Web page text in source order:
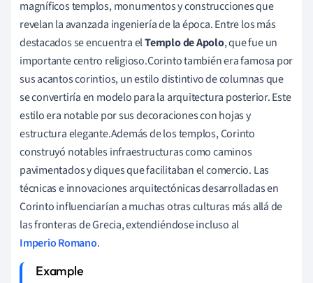
magníficos templos, monumentos y construcciones que
revelan la avanzada ingeniería de la época. Entre los más
destacados se encuentra elTemplo de Apolo, que fue un
importante centro religioso.Corinto también era famosa por
sus acantos corintios, un estilo distintivo de columnas que
se convertiría en modelo para la arquitectura posterior. Este
estilo era notable por sus decoraciones con hojas y
estructura elegante.Además de los templos, Corinto
construyó notables infraestructuras como caminos
pavimentados y diques que facilitaban el comercio. Las
técnicas e innovaciones arquitectónicas desarrolladas en
Corinto influenciarían a muchas otras culturas más allá de
las fronteras de Grecia, extendiéndose incluso al
Imperio Romano.